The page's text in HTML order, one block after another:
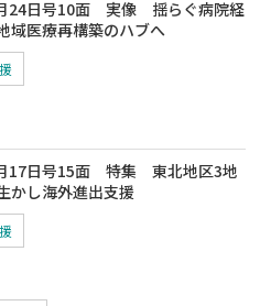
24日号10面 実像 揺らぐ病院経
域医療再構築のハブへ
17日号15面 特集 東北地区3地
かし海外進出支援